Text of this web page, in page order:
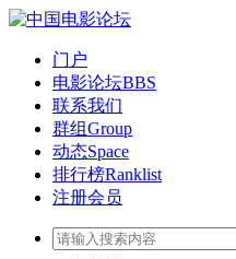
门户
电影论坛BBS
联系我们
群组Group
动态Space
排行榜Ranklist
注册会员